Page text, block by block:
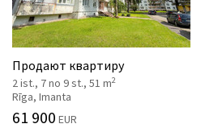
Продают квартиру
2 ist., 7 no 9 st., 51 m2
Rīga, Imanta
61 900 EUR